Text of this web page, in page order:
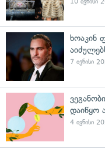
ხოაკინ
7 ივნისი
დაიწყო
4 ივნისი